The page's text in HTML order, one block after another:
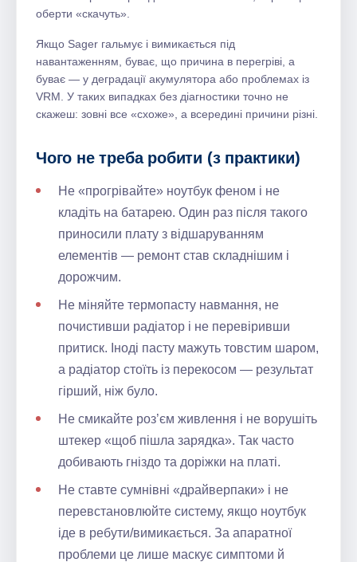
оберти «скачуть».
Якщо Sager гальмує і вимикається під
навантаженням, буває, що причина в перегріві, а
буває — у деградації акумулятора або проблемах із
VRM. У таких випадках без діагностики точно не
скажеш: зовні все «схоже», а всередині причини різні.
Чого не треба робити (з практики)
Не «прогрівайте» ноутбук феном і не
кладіть на батарею. Один раз після такого
приносили плату з відшаруванням
елементів — ремонт став складнішим і
дорожчим.
Не міняйте термопасту навмання, не
почистивши радіатор і не перевіривши
притиск. Іноді пасту мажуть товстим шаром,
а радіатор стоїть із перекосом — результат
гірший, ніж було.
Не смикайте роз’єм живлення і не ворушіть
штекер «щоб пішла зарядка». Так часто
добивають гніздо та доріжки на платі.
Не ставте сумнівні «драйверпаки» і не
перевстановлюйте систему, якщо ноутбук
іде в ребути/вимикається. За апаратної
проблеми це лише маскує симптоми й